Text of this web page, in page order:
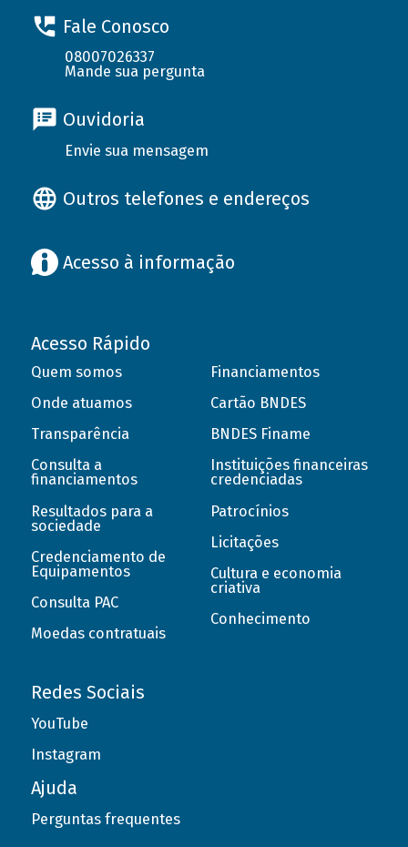
Fale Conosco
08007026337
Mande sua pergunta
Ouvidoria
Envie sua mensagem
Outros telefones e endereços
Acesso à informação
Acesso Rápido
Quem somos
Onde atuamos
Transparência
Consulta a
financiamentos
Resultados para a
sociedade
Credenciamento de
Equipamentos
Consulta PAC
Moedas contratuais
Financiamentos
Cartão BNDES
BNDES Finame
Instituições financeiras
credenciadas
Patrocínios
Licitações
Cultura e economia
criativa
Conhecimento
Redes Sociais
YouTube
Instagram
Ajuda
Perguntas frequentes